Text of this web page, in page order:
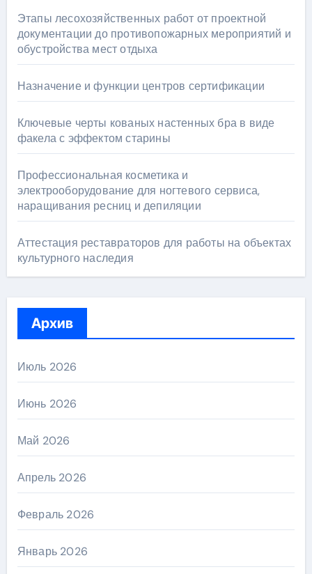
Этапы лесохозяйственных работ от проектной
документации до противопожарных мероприятий и
обустройства мест отдыха
Назначение и функции центров сертификации
Ключевые черты кованых настенных бра в виде
факела с эффектом старины
Профессиональная косметика и
электрооборудование для ногтевого сервиса,
наращивания ресниц и депиляции
Аттестация реставраторов для работы на объектах
культурного наследия
Архив
Июль 2026
Июнь 2026
Май 2026
Апрель 2026
Февраль 2026
Январь 2026